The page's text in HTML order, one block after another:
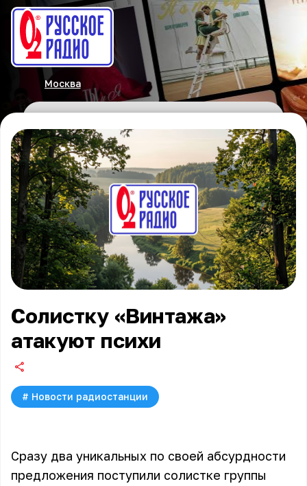
Москва
Солистку «Винтажа»
атакуют психи
# Новости радиостанции
Сразу два уникальных по своей абсурдности
предложения поступили солистке группы